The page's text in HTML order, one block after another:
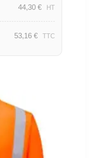
44,30 € HT
53,16 € TTC